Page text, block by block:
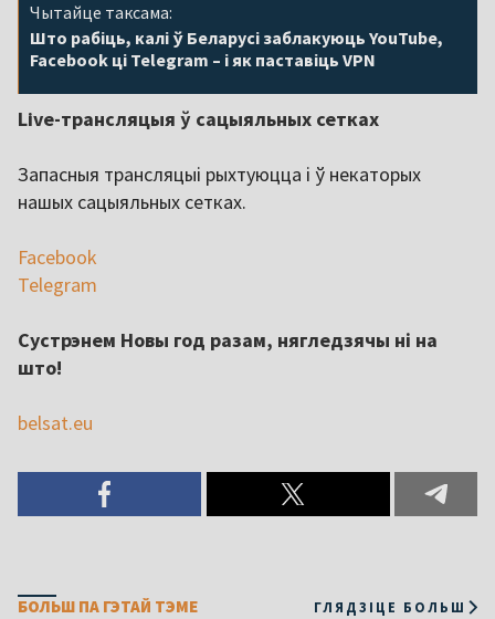
Чытайце таксама:
Што рабіць, калі ў Беларусі заблакуюць YouTube,
Facebook ці Telegram – і як паставіць VPN
Live-трансляцыя ў сацыяльных сетках
Запасныя трансляцыі рыхтуюцца і ў некаторых
нашых сацыяльных сетках.
Facebook
Telegram
Сустрэнем Новы год разам, нягледзячы ні на
што!
belsat.eu
БОЛЬШ ПА ГЭТАЙ ТЭМЕ ГЛЯДЗІЦЕ БОЛЬШ